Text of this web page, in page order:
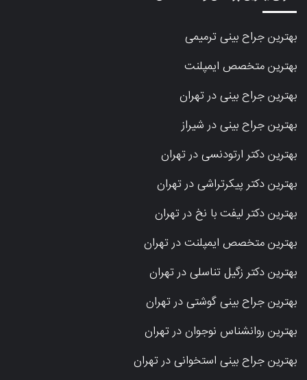
بهترین جراح بینی ترمیمی
بهترین متخصص ایمپلنت
بهترین جراح بینی در تهران
بهترین جراح بینی در شیراز
بهترین دکتر ارتودنسی در تهران
بهترین دکتر پیکرتراشی در تهران
بهترین دکتر لیفت با نخ در تهران
بهترین متخصص ایمپلنت در تهران
بهترین دکتر زگیل تناسلی در تهران
بهترین جراح بینی گوشتی در تهران
بهترین روانشناس نوجوان در تهران
بهترین جراح بینی استخوانی در تهران